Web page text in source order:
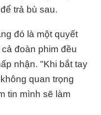
trả bù sau.
đó là một quyết
đoàn phim đều
nhận. "Khi bắt tay
quan trọng
tin mình sẽ làm